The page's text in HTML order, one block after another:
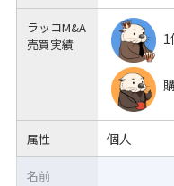
ラッコM&A
売買実績
1
属性 個人
名前